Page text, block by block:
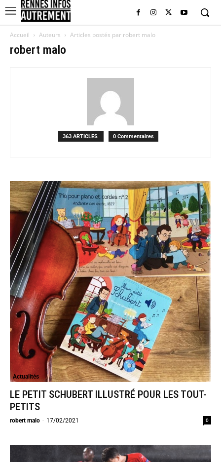
Accueil Auteurs Articles postés par robert malo
robert malo
363 ARTICLES 0 Commentaires
Actualités
LE PETIT SCHUBERT ILLUSTRÉ POUR LES TOUT-
PETITS
robert malo - 17/02/2021 0